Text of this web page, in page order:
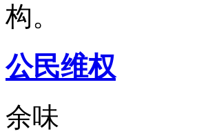
构。
公民维权
余味